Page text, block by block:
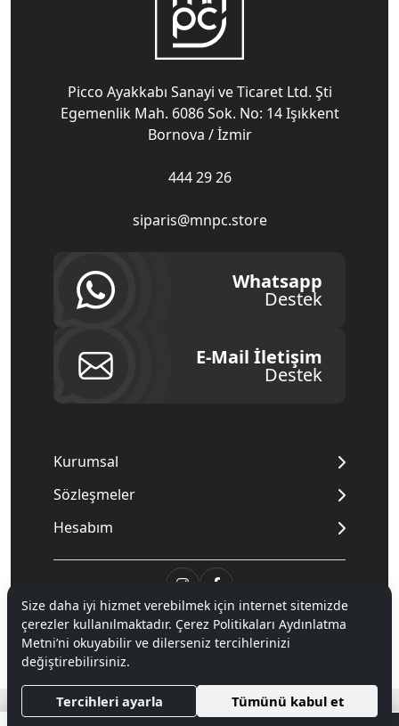
Picco Ayakkabı Sanayi ve Ticaret Ltd. Şti
Egemenlik Mah. 6086 Sok. No: 14 Işıkkent
Bornova / İzmir
444 29 26
siparis@mnpc.store
Whatsapp
Destek
E-Mail İletişim
Destek
Kurumsal
Sözleşmeler
Hesabım
© 2020Mnpc. Tüm hakları saklıdır.
Hipotenüs Yeni Nesil E-Ticaret Sistemleri ile Hazırlanmıştır.
Size daha iyi hizmet verebilmek için internet sitemizde
çerezler kullanılmaktadır. Çerez Politikaları Aydınlatma
Metni’ni okuyabilir ve dilerseniz tercihlerinizi
değiştirebilirsiniz.
Tercihleri ayarla Tümünü kabul et